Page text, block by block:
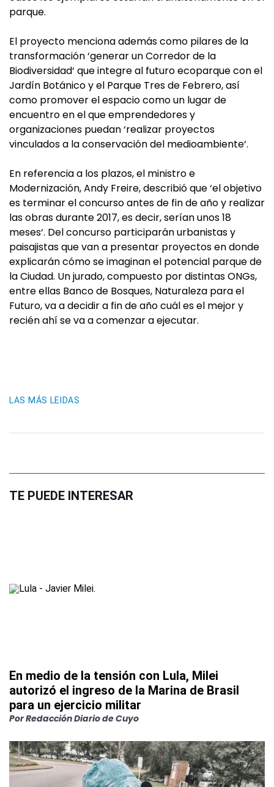
parque.
El proyecto menciona además como pilares de la
transformación ‘generar un Corredor de la
Biodiversidad‘ que integre al futuro ecoparque con el
Jardín Botánico y el Parque Tres de Febrero, así
como promover el espacio como un lugar de
encuentro en el que emprendedores y
organizaciones puedan ‘realizar proyectos
vinculados a la conservación del medioambiente‘.
En referencia a los plazos, el ministro e
Modernización, Andy Freire, describió que ‘el objetivo
es terminar el concurso antes de fin de año y realizar
las obras durante 2017, es decir, serían unos 18
meses‘. Del concurso participarán urbanistas y
paisajistas que van a presentar proyectos en donde
explicarán cómo se imaginan el potencial parque de
la Ciudad. Un jurado, compuesto por distintas ONGs,
entre ellas Banco de Bosques, Naturaleza para el
Futuro, va a decidir a fin de año cuál es el mejor y
recién ahí se va a comenzar a ejecutar.
LAS MÁS LEIDAS
TE PUEDE INTERESAR
En medio de la tensión con Lula, Milei
autorizó el ingreso de la Marina de Brasil
para un ejercicio militar
PorRedacción Diario de Cuyo